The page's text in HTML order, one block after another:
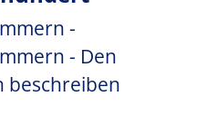
-
- Den
beschreiben